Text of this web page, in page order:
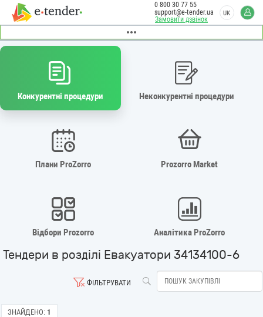
Замовити дзвінок
0 800 30 77 55
support@e-tender.ua
UK
Конкурентні процедури Неконкурентні процедури
Плани ProZorro Prozorro Market
Відбори Prozorro Аналітика ProZorro
Тендери в розділі Евакуатори 34134100-6
ФІЛЬТРУВАТИ
ЗНАЙДЕНО: 1